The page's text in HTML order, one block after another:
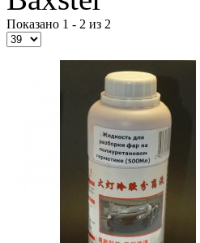
Показано 1 - 2 из 2